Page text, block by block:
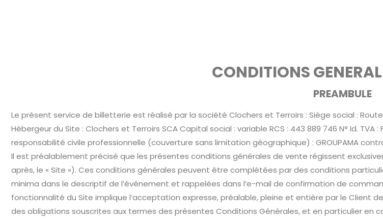
CONDITIONS
PREAMBULE
Le présent service de billetterie est réalisé par la société Clochers et Terroirs : Siège social :
Hébergeur du Site : Clochers et Terroirs SCA Capital social : variable RCS : 443 889 746 N° Id.
responsabilité civile professionnelle (couverture sans limitation géographique) : GROUPAMA
Il est préalablement précisé que les présentes conditions générales de vente régissent
après, le « Site »). Ces conditions générales peuvent être complétées par des conditions
minima dans le descriptif de l’événement et rappelées dans l’e-mail de confirmation de
fonctionnalité du Site implique l’acceptation expresse, préalable, pleine et entière par le Client
des obligations souscrites aux termes des présentes Conditions Générales, et en particulier